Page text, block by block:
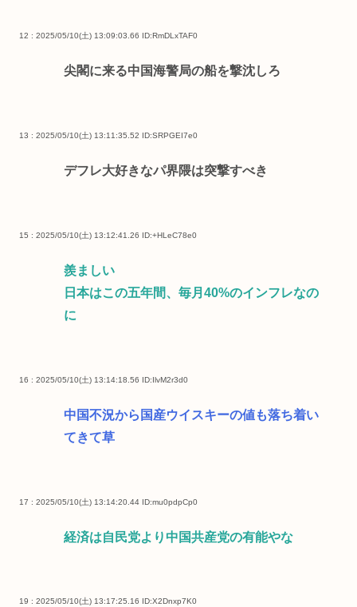
12 : 2025/05/10(土) 13:09:03.66 ID:RmDLxTAF0
尖閣に来る中国海警局の船を撃沈しろ
13 : 2025/05/10(土) 13:11:35.52 ID:SRPGEI7e0
デフレ大好きなパ界隈は突撃すべき
15 : 2025/05/10(土) 13:12:41.26 ID:+HLeC78e0
羨ましい
日本はこの五年間、毎月40%のインフレなの
に
16 : 2025/05/10(土) 13:14:18.56 ID:IlvM2r3d0
中国不況から国産ウイスキーの値も落ち着い
てきて草
17 : 2025/05/10(土) 13:14:20.44 ID:mu0pdpCp0
経済は自民党より中国共産党の有能やな
19 : 2025/05/10(土) 13:17:25.16 ID:X2Dnxp7K0